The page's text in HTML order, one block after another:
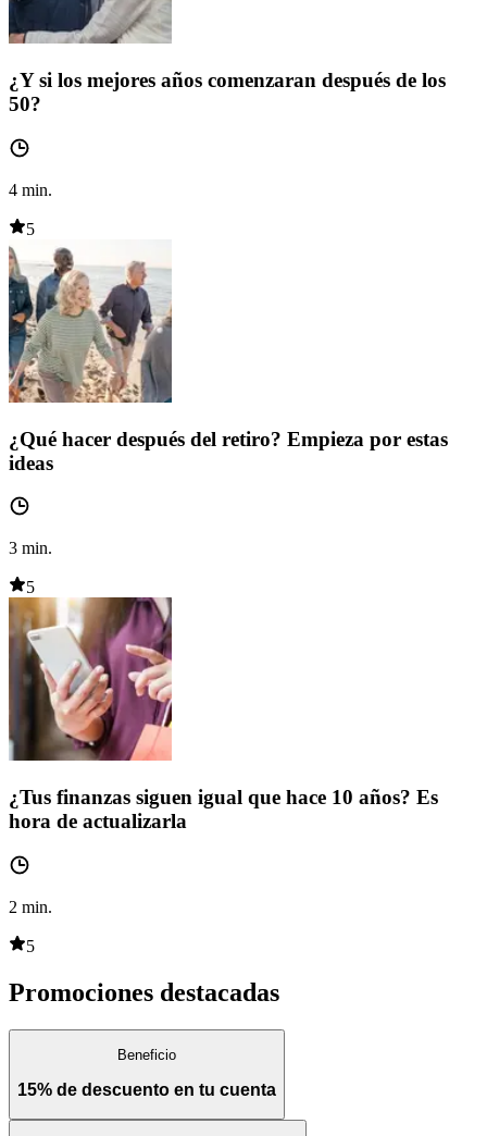
¿Y si los mejores años comenzaran después de los
50?
4 min.
5
¿Qué hacer después del retiro? Empieza por estas
ideas
3 min.
5
¿Tus finanzas siguen igual que hace 10 años? Es
hora de actualizarla
2 min.
5
Promociones destacadas
Beneficio
15% de descuento en tu cuenta